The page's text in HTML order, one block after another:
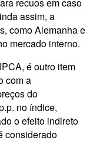
assim, a
como Alemanha e
mercado interno.
é outro item
com a
do
no índice,
o efeito indireto
considerado